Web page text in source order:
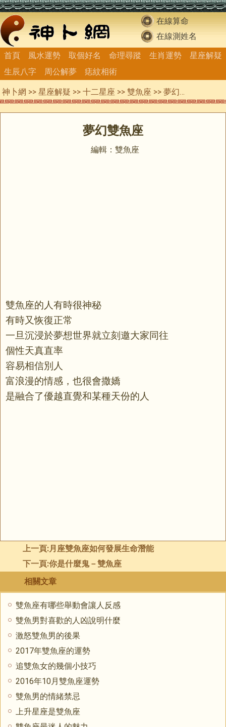
在線算命
在線測姓名
首頁
風水運勢 取個好名 命理尋蹤 生肖運勢
星座解疑
生辰八字
周公解夢 痣紋相術
神卜網 >> 星座解疑 >> 十二星座 >> 雙魚座 >> 夢幻雙魚座
夢幻雙魚座
編輯：雙魚座
雙魚座的人有時很神秘
有時又恢復正常
一旦沉浸於夢想世界就立刻邀大家同往
個性天真直率
容易相信別人
富浪漫的情感，也很會撒嬌
是融合了優越直覺和某種天份的人
上一頁:月座雙魚座如何發展生命潛能
下一頁:你是什麼鬼－雙魚座
相關文章
雙魚座有哪些舉動會讓人反感
雙魚男對喜歡的人凶說明什麼
激怒雙魚男的後果
2017年雙魚座的運勢
追雙魚女的幾個小技巧
2016年10月雙魚座運勢
雙魚男的情緒禁忌
上升星座是雙魚座